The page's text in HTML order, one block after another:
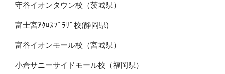
守谷イオンタウン校（茨城県）
富士宮ｱｸﾛｽﾌﾟﾗｻﾞ校(静岡県)
富谷イオンモール校（宮城県）
小倉サニーサイドモール校（福岡県）